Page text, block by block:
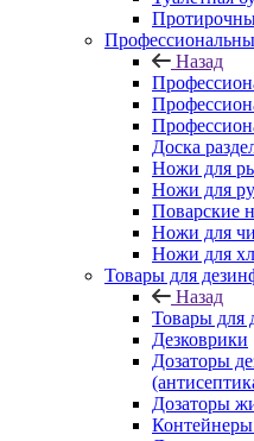
Назад
Доска
Ножи для
Ножи для
Поварские
Ножи для
Ножи для
Товары для
Назад
Товары для
Дезковрики
Дозаторы
Дозаторы